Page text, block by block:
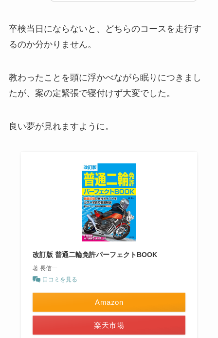
卒検当日にならないと、どちらのコースを走行す
るのか分かりません。
教わったことを頭に浮かべながら眠りにつきまし
たが、案の定緊張で寝付けず大変でした。
良い夢が見れますように。
改訂版 普通二輪免許パーフェクトBOOK
著:長信一
口コミを見る
Amazon
楽天市場